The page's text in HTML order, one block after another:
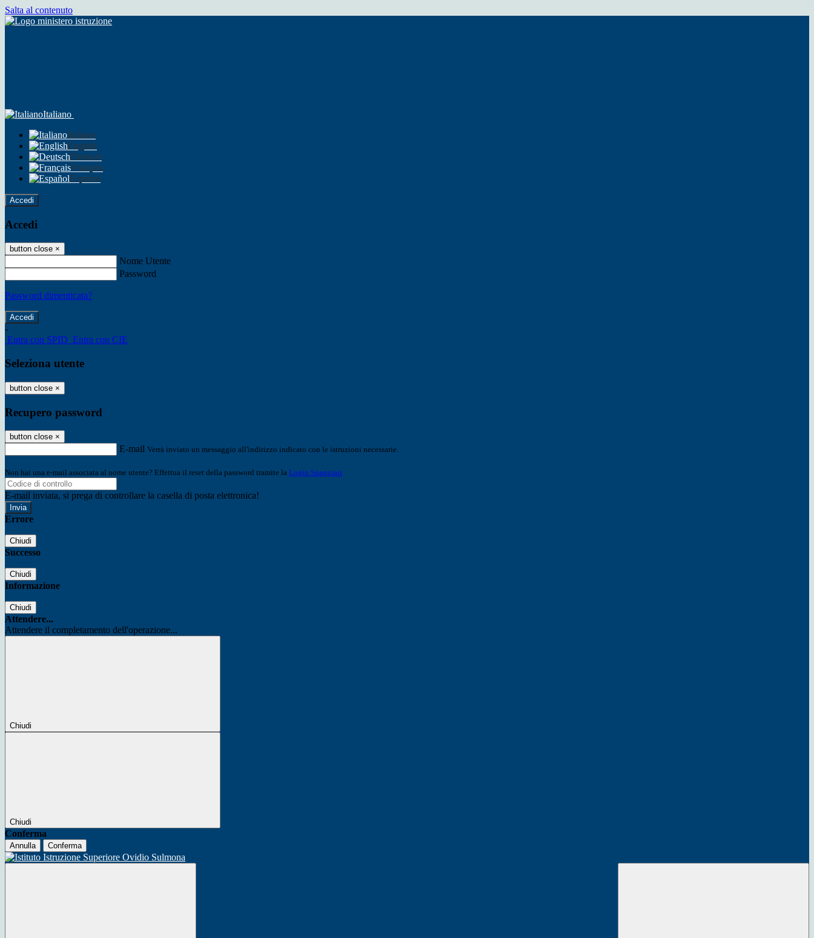
Salta al contenuto
Italiano
Italiano
English
Deutsch
Français
Español
Accedi
Accedi
button close ×
Nome Utente
Password
Password dimenticata?
-
Entra con SPID Entra con CIE
Seleziona utente
button close ×
Recupero password
button close ×
E-mail Verrà inviato un messaggio all'indirizzo indicato con le istruzioni necessarie.
Non hai una e-mail associata al nome utente? Effettua il reset della password tramite la Login Spaggiari
E-mail inviata, si prega di controllare la casella di posta elettronica!
Errore
Chiudi
Successo
Chiudi
Informazione
Chiudi
Attendere...
Attendere il completamento dell'operazione...
Chiudi
Chiudi
Conferma
Annulla Conferma